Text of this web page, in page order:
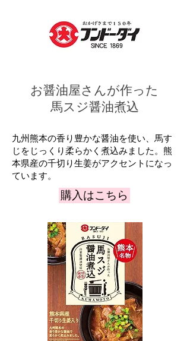
お醤油屋さんが作った
馬スジ醤油煮込
九州熊本の香り豊かな醤油を使い、馬す
じをじっくり柔らかく煮込みました。熊
本県産の千切り生姜がアクセントになっ
ています。
購入はこちら